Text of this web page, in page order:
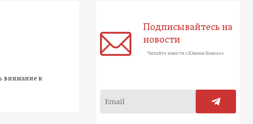
внимание к
Подписывайтесь на
новости
Читайте новости о Южном Кавказе